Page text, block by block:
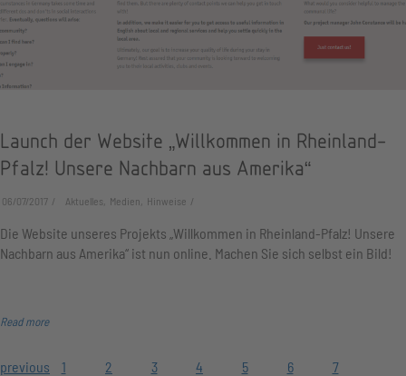
Launch der Website „Willkommen in Rheinland-
Pfalz! Unsere Nachbarn aus Amerika“
06/07/2017 Aktuelles, Medien, Hinweise
Die Website unseres Projekts „Willkommen in Rheinland-Pfalz! Unsere
Nachbarn aus Amerika“ ist nun online. Machen Sie sich selbst ein Bild!
Read more
previous 1 2 3 4 5 6 7